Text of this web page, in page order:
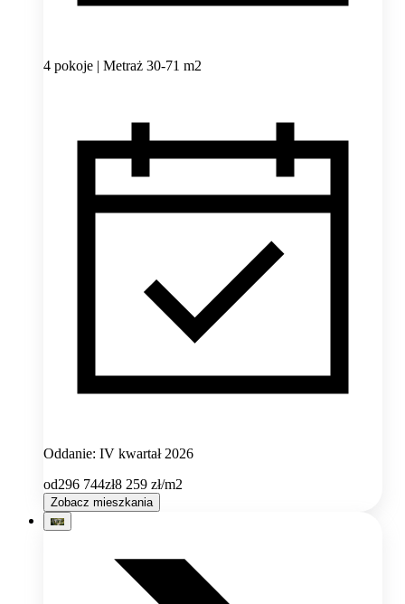
4 pokoje | Metraż 30-71 m2
Oddanie: IV kwartał 2026
od296 744zł8 259 zł/m2
Zobacz mieszkania